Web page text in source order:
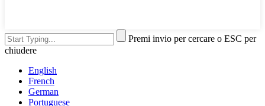
Premi invio per cercare o ESC per
chiudere
English
French
German
Portuguese